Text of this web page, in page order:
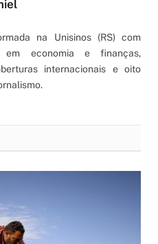
na Unisinos (RS) com
em economia e finanças,
internacionais e oito